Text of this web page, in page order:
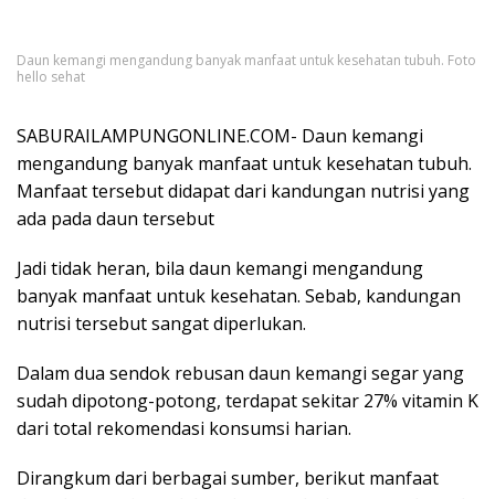
Daun kemangi mengandung banyak manfaat untuk kesehatan tubuh. Foto
hello sehat
SABURAILAMPUNGONLINE.COM- Daun kemangi
mengandung banyak manfaat untuk kesehatan tubuh.
Manfaat tersebut didapat dari kandungan nutrisi yang
ada pada daun tersebut
Jadi tidak heran, bila daun kemangi mengandung
banyak manfaat untuk kesehatan. Sebab, kandungan
nutrisi tersebut sangat diperlukan.
Dalam dua sendok rebusan daun kemangi segar yang
sudah dipotong-potong, terdapat sekitar 27% vitamin K
dari total rekomendasi konsumsi harian.
Dirangkum dari berbagai sumber, berikut manfaat